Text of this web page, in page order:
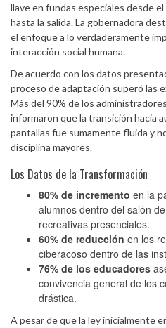
llave en fundas especiales desde
hasta la salida. La gobernadora
el enfoque a lo verdaderamente
interacción social humana.
De acuerdo con los datos
proceso de adaptación superó las
Más del 90% de los
informaron que la transición hacia
pantallas fue sumamente fluida y
disciplina mayores.
Los Datos de la Transformación
80% de incremento en la
alumnos dentro del salón
recreativas presenciales.
60% de reducción en los
ciberacoso dentro de las
76% de los educadores
convivencia general de los
drástica.
A pesar de que la ley inicialmente